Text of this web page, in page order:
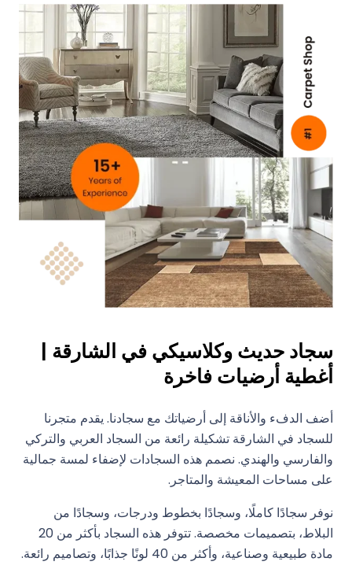
سجاد حديث وكلاسيكي في الشارقة |
أغطية أرضيات فاخرة
أضف الدفء والأناقة إلى أرضياتك مع سجادنا. يقدم متجرنا
للسجاد في الشارقة تشكيلة رائعة من السجاد العربي والتركي
والفارسي والهندي. نصمم هذه السجادات لإضفاء لمسة جمالية
على مساحات المعيشة والمتاجر.
نوفر سجادًا كاملًا، وسجادًا بخطوط ودرجات، وسجادًا من
البلاط، بتصميمات مخصصة. تتوفر هذه السجاد بأكثر من 20
مادة طبيعية وصناعية، وأكثر من 40 لونًا جذابًا، وتصاميم رائعة.